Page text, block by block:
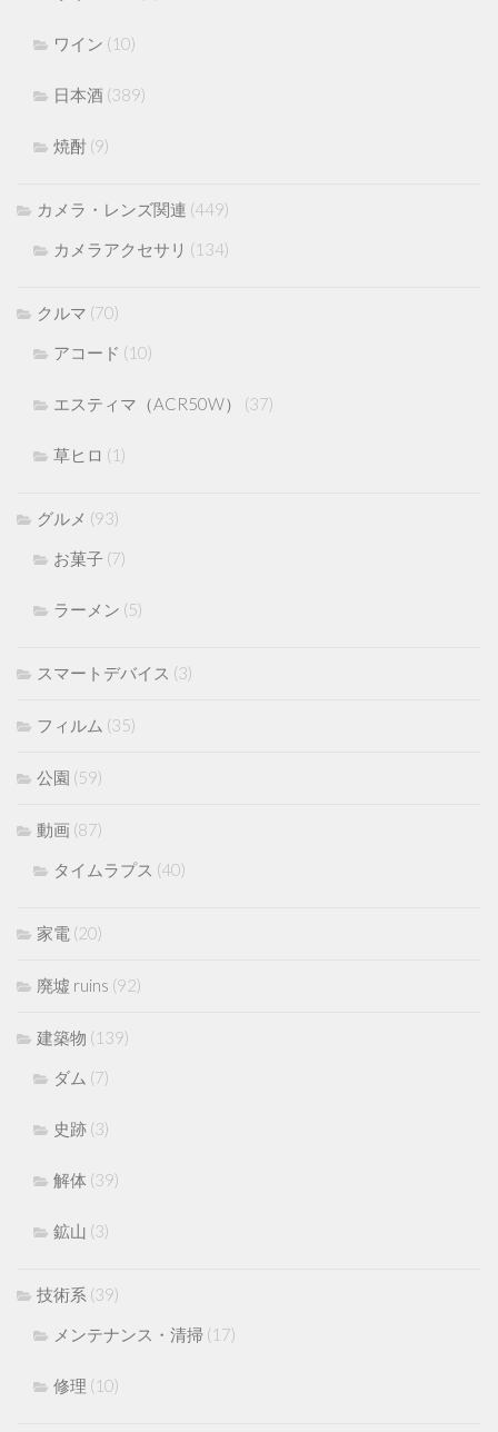
ワイン (10)
日本酒 (389)
焼酎 (9)
カメラ・レンズ関連 (449)
カメラアクセサリ (134)
クルマ (70)
アコード (10)
エスティマ（ACR50W） (37)
草ヒロ (1)
グルメ (93)
お菓子 (7)
ラーメン (5)
スマートデバイス (3)
フィルム (35)
公園 (59)
動画 (87)
タイムラプス (40)
家電 (20)
廃墟 ruins (92)
建築物 (139)
ダム (7)
史跡 (3)
解体 (39)
鉱山 (3)
技術系 (39)
メンテナンス・清掃 (17)
修理 (10)